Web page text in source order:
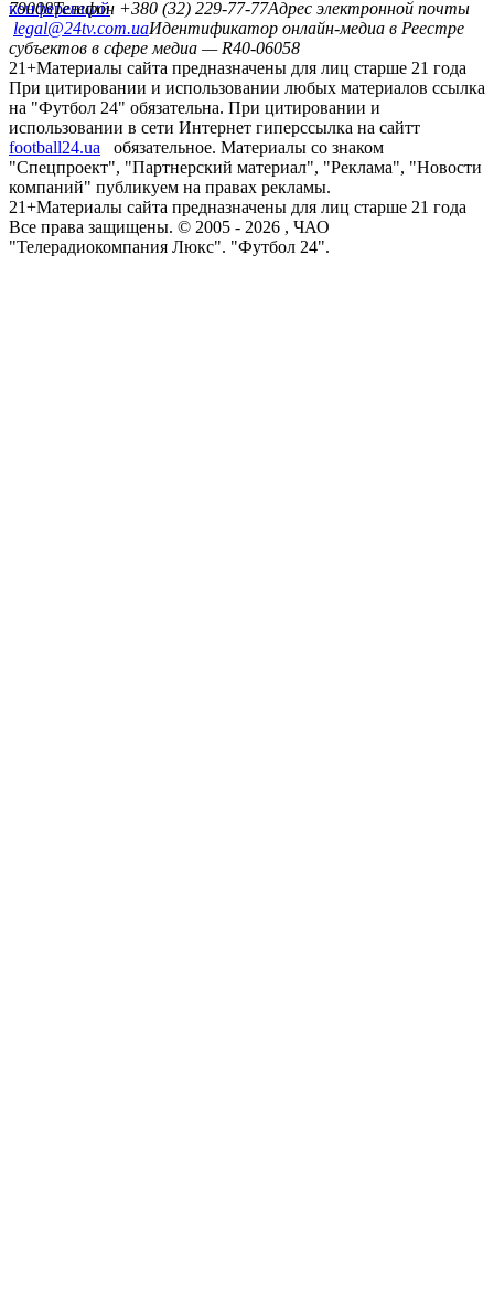
конференций
79008Телефон +380 (32) 229-77-77Адрес электронной почты
legal@24tv.com.uaИдентификатор онлайн-медиа в Реестре
субъектов в сфере медиа — R40-06058
21+Материалы сайта предназначены для лиц старше 21 года
При цитировании и использовании любых материалов ссылка
на "Футбол 24" обязательна. При цитировании и
использовании в сети Интернет гиперссылка на сайтт
football24.ua
обязательное. Материалы со знаком
"Спецпроект", "Партнерский материал", "Реклама", "Новости
компаний" публикуем на правах рекламы.
21+Материалы сайта предназначены для лиц старше 21 года
Все права защищены. © 2005 - 2026 , ЧАО
"Телерадиокомпания Люкс". "Футбол 24".